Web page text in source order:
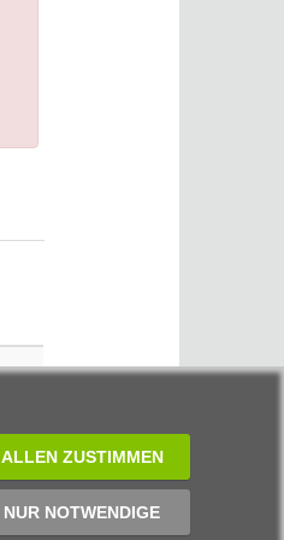
ALLEN ZUSTIMMEN
NUR NOTWENDIGE